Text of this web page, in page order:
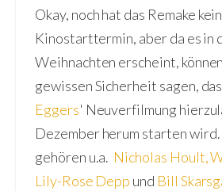
Okay, noch hat das Remake
Kinostarttermin, aber da es in
Weihnachten erscheint,
gewissen Sicherheit sagen,
Eggers' Neuverfilmung
Dezember herum starten
gehören u.a. Nicholas Hoult,
Lily-Rose Depp und Bill